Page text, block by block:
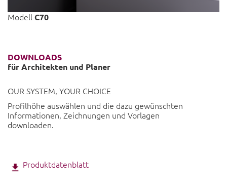
Modell C70
DOWNLOADS
für Architekten und Planer
OUR SYSTEM, YOUR CHOICE
Profilhöhe auswählen und die dazu gewünschten
Informationen, Zeichnungen und Vorlagen
downloaden.
Produktdatenblatt